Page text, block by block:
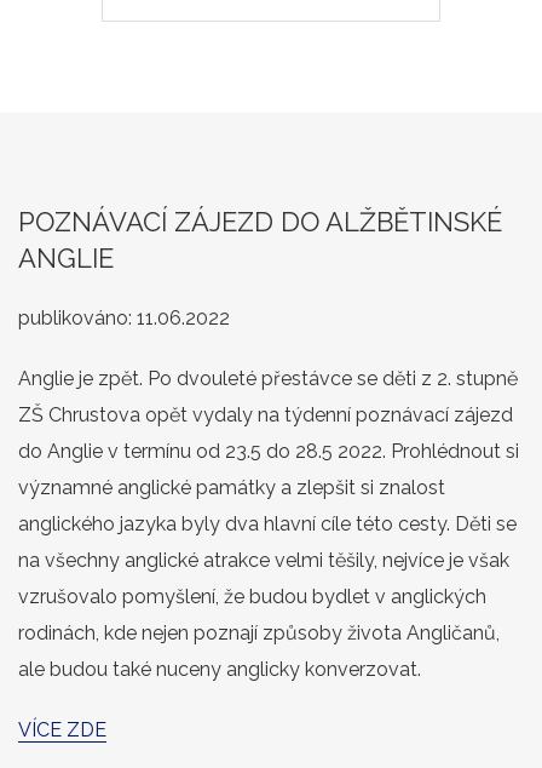
POZNÁVACÍ ZÁJEZD DO ALŽBĚTINSKÉ
ANGLIE
publikováno: 11.06.2022
Anglie je zpět. Po dvouleté přestávce se děti z 2. stupně
ZŠ Chrustova opět vydaly na týdenní poznávací zájezd
do Anglie v termínu od 23.5 do 28.5 2022. Prohlédnout si
významné anglické památky a zlepšit si znalost
anglického jazyka byly dva hlavní cíle této cesty. Děti se
na všechny anglické atrakce velmi těšily, nejvíce je však
vzrušovalo pomyšlení, že budou bydlet v anglických
rodinách, kde nejen poznají způsoby života Angličanů,
ale budou také nuceny anglicky konverzovat.
VÍCE ZDE